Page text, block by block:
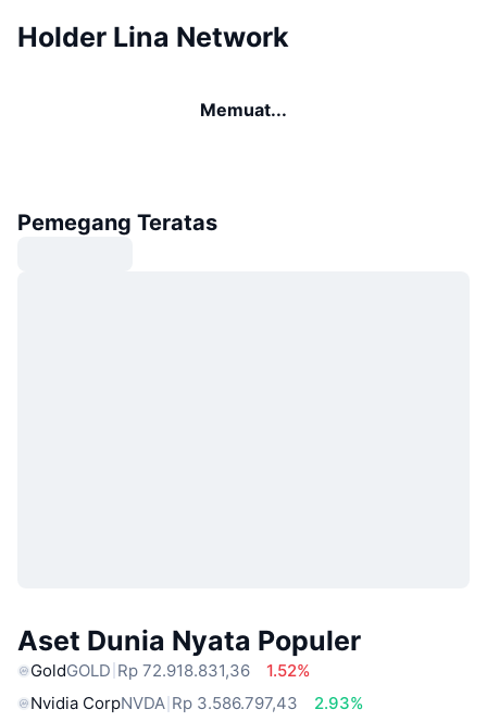
Holder Lina Network
Memuat...
Pemegang Teratas
Aset Dunia Nyata Populer
GoldGOLD Rp 72.918.831,36
1.52%
Nvidia CorpNVDA Rp 3.586.797,43
2.93%